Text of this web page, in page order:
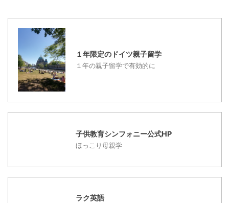
ってるので、先生にすす
められてすぐに入らせて
もらいましたが、現地校
に行ってる日本人のお母
さんは、1年待ってやっ
とそれに入れたといって
いましたので学校によっ
てもいろいろなのです
からないながらも楽しく
通っているようで、子供
１年限定のドイツ親子留学
１年の親子留学で有効的に
子供教育シンフォニー公式HP
ほっこり母親学
ラク英語